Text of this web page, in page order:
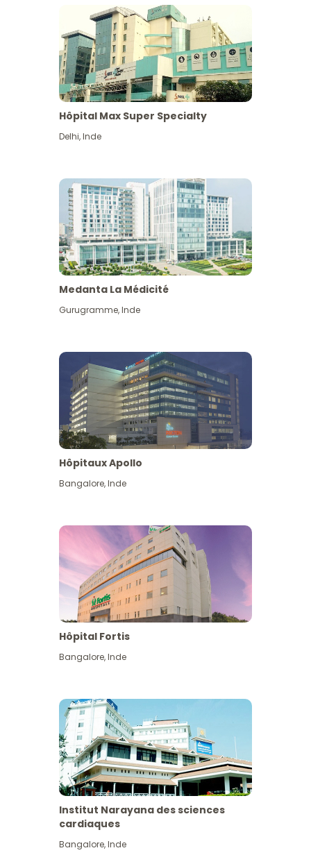
Hôpital Max Super Specialty
Delhi,Inde
Medanta La Médicité
Gurugramme,Inde
Hôpitaux Apollo
Bangalore,Inde
Hôpital Fortis
Bangalore,Inde
Institut Narayana des sciences
cardiaques
Bangalore,Inde